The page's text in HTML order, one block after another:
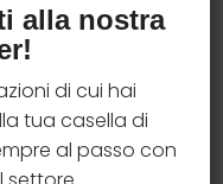
di compliance
alla nostra
di cui hai
tua casella di
al passo con